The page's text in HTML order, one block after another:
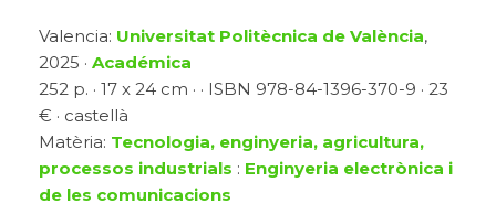
Valencia: Universitat Politècnica de València,
2025 · Académica
252 p. · 17 x 24 cm · · ISBN 978-84-1396-370-9 · 23
€ · castellà
Matèria: Tecnologia, enginyeria, agricultura,
processos industrials : Enginyeria electrònica i
de les comunicacions